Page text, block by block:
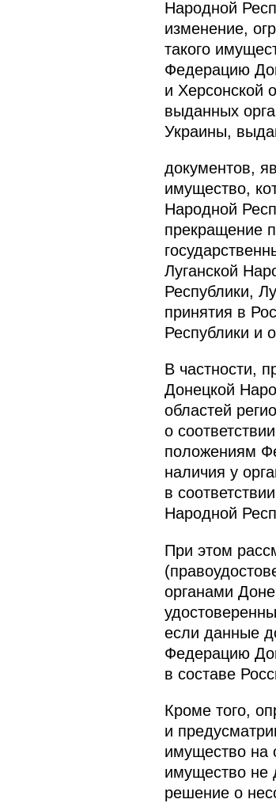
Народной
изменение,
такого
Федерацию
и Херсонской
выданных
Украины,
документов,
имущество,
Народной
прекращение
Луганской
Республики,
принятия в
Республики и
В частности,
Донецкой
областей
о
положениям
наличия у
в
Народной
При этом
органами
если данные
Федерацию
в составе
Кроме того,
и
имущество на
имущество не
решение о